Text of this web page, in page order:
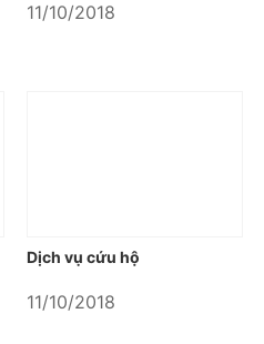
11/10/2018
Dịch vụ cứu hộ
11/10/2018